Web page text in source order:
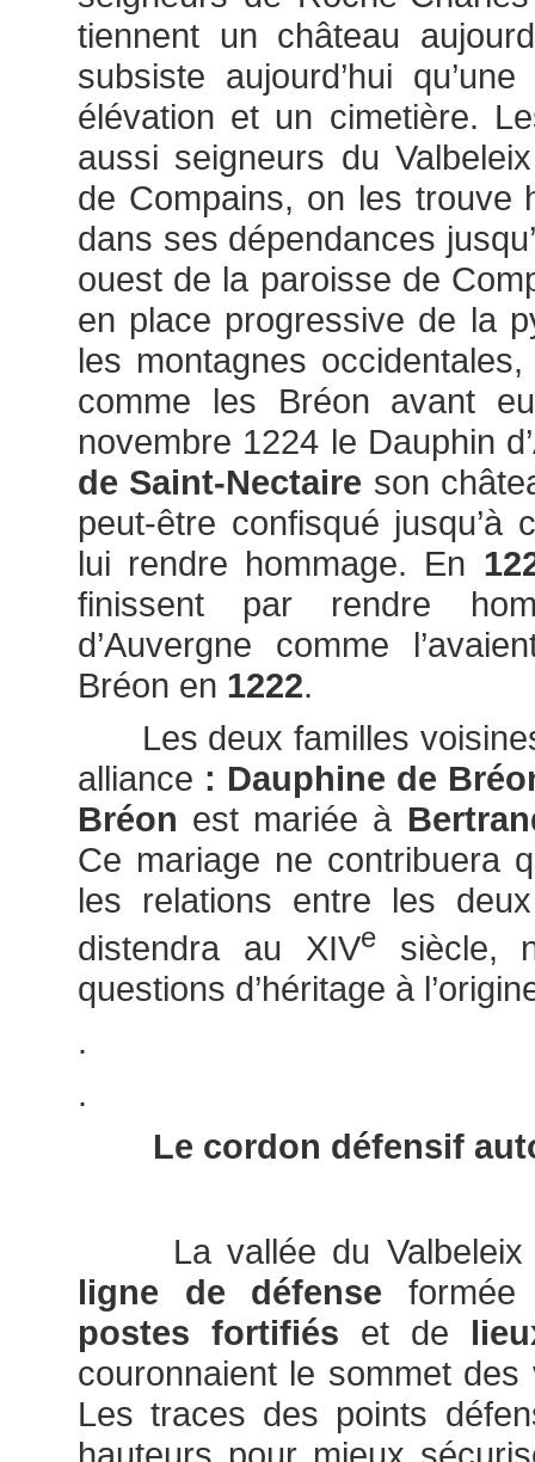
tiennent un château
subsiste aujourd’hui
élévation et un cimetière.
aussi seigneurs du
de Compains, on les trouve
dans ses dépendances
ouest de la paroisse de
en place progressive de la
les montagnes
comme les Bréon avant
novembre 1224 le Dauphin
de Saint-Nectaire son
peut-être confisqué jusqu’à
lui rendre hommage. En
finissent par rendre
d’Auvergne comme
Bréon en 1222.
Les deux familles
alliance : Dauphine de
Bréon est mariée à
Ce mariage ne contribuera
les relations entre les
distendra au XIVesiècle,
questions d’héritage à
.
.
Le cordon défensif
La vallée du Valbeleix
ligne de défense
postes fortifiés et de
couronnaient le sommet
Les traces des points
hauteurs pour mieux